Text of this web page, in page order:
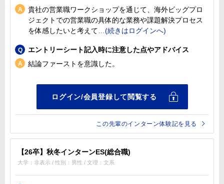
貴社の営業職ワークショップを通じて、海外ビッグプロ
ジェクトでの営業職の具体的な業務や課題解決プロセス
を体感したいと考えて
エントリーシート記入時に注意した点やアドバイス
結論ファーストを意識した。
この先輩のインターン体験記を見る
【26卒】秋冬インターンES(総合職)
大学：非表示 / 性別：男性 / 文理：文系